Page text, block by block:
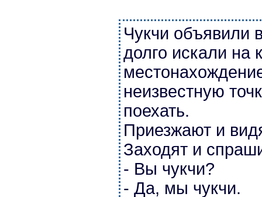
Чукчи объявили
долго искали на
неизвестную
поехать.
Приезжают и
Заходят и
- Вы чукчи?
- Да, мы чукчи.